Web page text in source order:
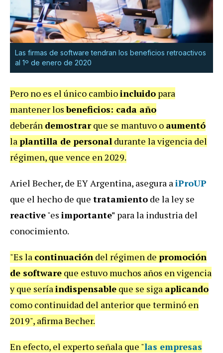
Las firmas de software tendran los beneficios retroactivos
al 1º de enero de 2020
Pero no es el único cambioincluido para
mantener losbeneficios: cada año
deberán demostrarque se mantuvo o aumentó
la plantilla de personal durante la vigencia del
régimen, que vence en 2029.
Ariel Becher, de EY Argentina, asegura a iProUP
que el hecho de que tratamiento de la ley se
reactive"es importante" para la industria del
conocimiento.
"Es la continuación del régimen de promoción
de software que estuvo muchos años en vigencia
y que sería indispensable que se siga aplicando
como continuidad del anterior que terminó en
2019", afirma Becher.
En efecto, el experto señala que "las empresas